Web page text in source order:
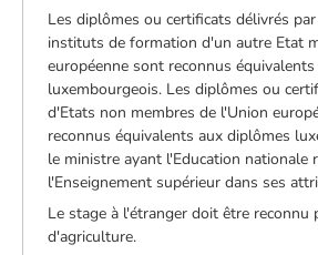
Les diplômes ou certificats délivrés
instituts de formation d'un autre Etat
européenne sont reconnus
luxembourgeois. Les diplômes ou
d'Etats non membres de l'Union
reconnus équivalents aux diplômes
le ministre ayant l'Education nationale
l'Enseignement supérieur dans ses
Le stage à l'étranger doit être reconnu
d'agriculture.